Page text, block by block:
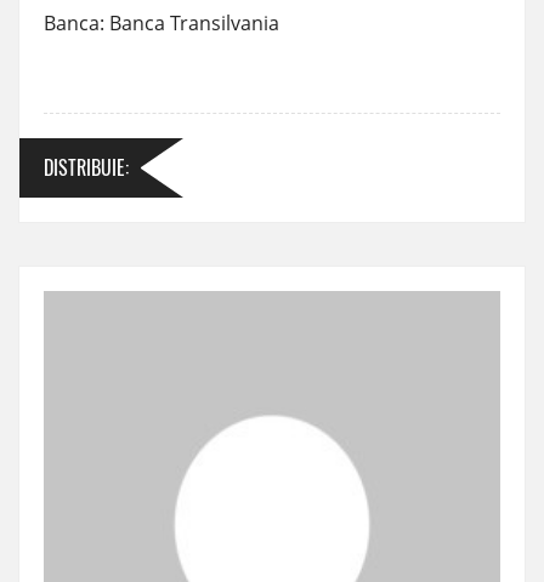
Banca: Banca Transilvania
DISTRIBUIE: